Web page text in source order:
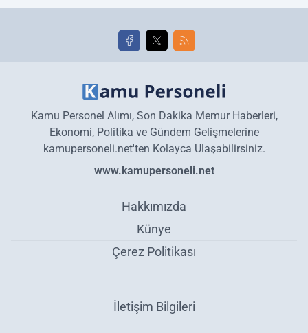
golleri!
Kamu Personel Alımı, Son Dakika Memur Haberleri,
Ekonomi, Politika ve Gündem Gelişmelerine
kamupersoneli.net'ten Kolayca Ulaşabilirsiniz.
www.kamupersoneli.net
Hakkımızda
Künye
Çerez Politikası
İletişim Bilgileri